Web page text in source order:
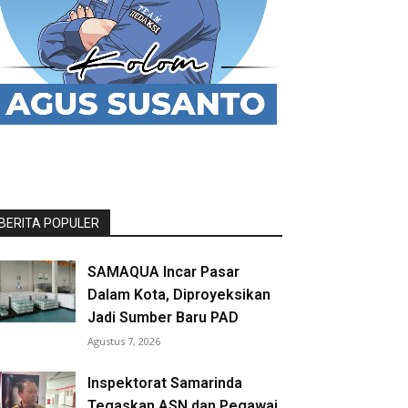
POPULER
SAMAQUA Incar Pasar
Dalam Kota, Diproyeksikan
Jadi Sumber Baru PAD
Agustus 7, 2026
Inspektorat Samarinda